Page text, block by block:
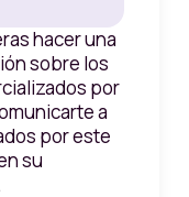
hacer una
sobre los
por
a
por este
su